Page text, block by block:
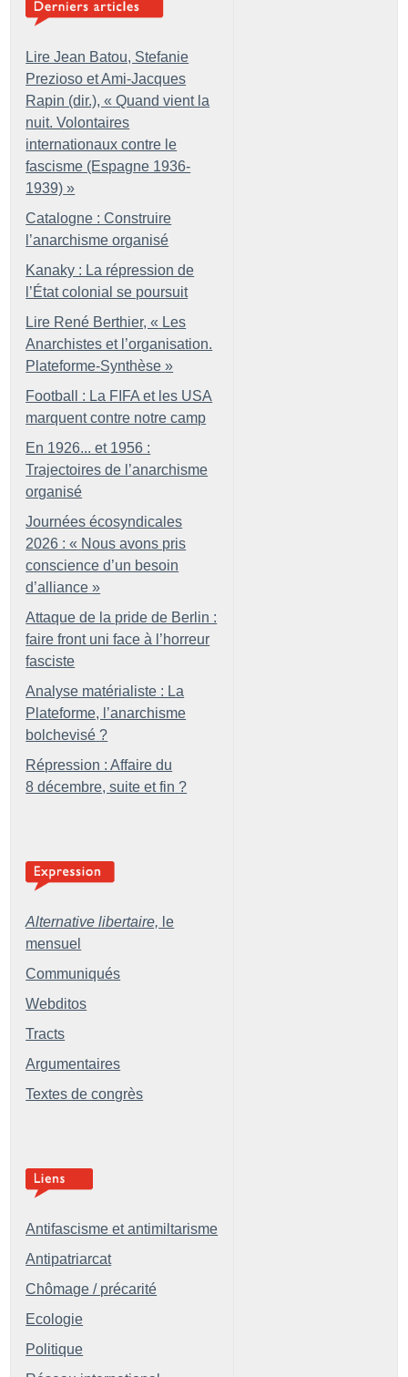
Lire Jean Batou, Stefanie
Prezioso et Ami-Jacques
Rapin (dir.), « Quand vient la
nuit. Volontaires
internationaux contre le
fascisme (Espagne 1936-
1939) »
Catalogne : Construire
l’anarchisme organisé
Kanaky : La répression de
l’État colonial se poursuit
Lire René Berthier, « Les
Anarchistes et l’organisation.
Plateforme-Synthèse »
Football : La FIFA et les USA
marquent contre notre camp
En 1926... et 1956 :
Trajectoires de l’anarchisme
organisé
Journées écosyndicales
2026 : « Nous avons pris
conscience d’un besoin
d’alliance »
Attaque de la pride de Berlin :
faire front uni face à l’horreur
fasciste
Analyse matérialiste : La
Plateforme, l’anarchisme
bolchevisé ?
Répression : Affaire du
8 décembre, suite et fin ?
Alternative libertaire, le
mensuel
Communiqués
Webditos
Tracts
Argumentaires
Textes de congrès
Antifascisme et antimiltarisme
Antipatriarcat
Chômage / précarité
Ecologie
Politique